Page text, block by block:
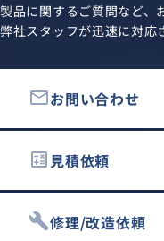
製品に関するご質問など、
弊社スタッフが迅速に対応
emailお問い合わせ
calculate 見積依頼
build修理/改造依頼